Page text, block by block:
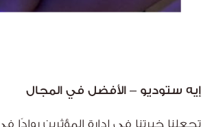
إيه ستوديو – الأفضل في المجال
تجعلنا خبرتنا في إدارة المؤثرين روادًا